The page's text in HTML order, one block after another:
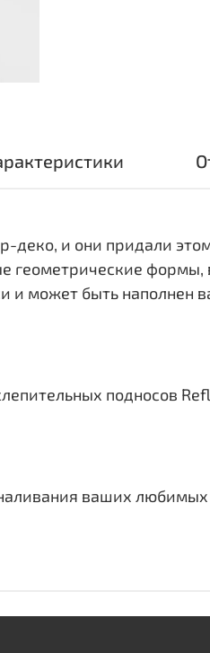
деко, и они придали
геометрические
и может быть
подносов
ваших